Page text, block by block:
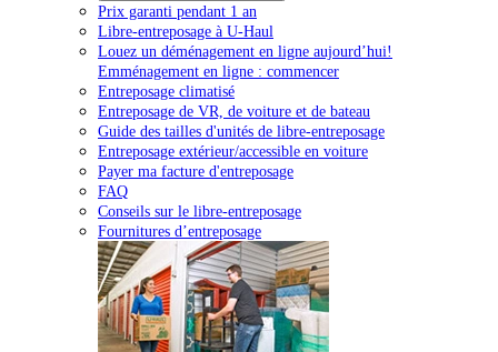
Prix garanti pendant 1 an
Libre-entreposage à U-Haul
Louez un déménagement en ligne aujourd’hui!
Emménagement en ligne : commencer
Entreposage climatisé
Entreposage de VR, de voiture et de bateau
Guide des tailles d'unités de libre-entreposage
Entreposage extérieur/accessible en voiture
Payer ma facture d'entreposage
FAQ
Conseils sur le libre-entreposage
Fournitures d’entreposage